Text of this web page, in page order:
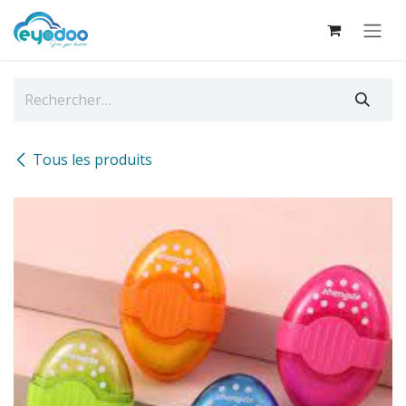
Se rendre au contenu
Tous les produits